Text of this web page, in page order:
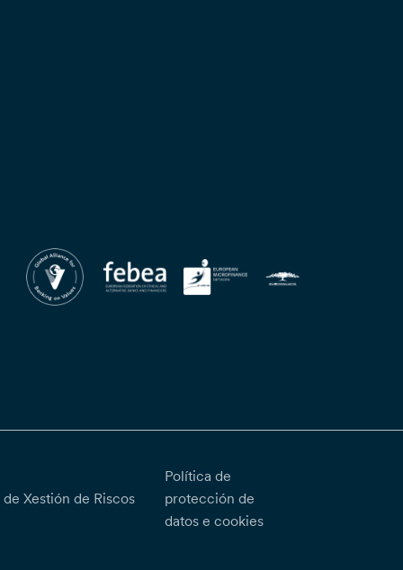
Xestión de Riscos
Política de
protección de
datos e cookies